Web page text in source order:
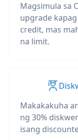
Magsimula sa
upgrade
credit, mas
na limit.
Makakakuha
ng 30%
isang